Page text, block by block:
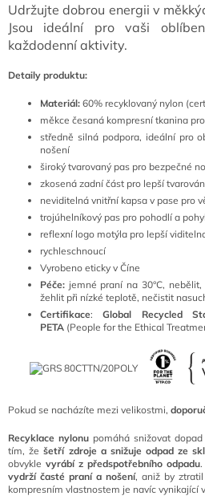
Udržujte dobrou energii v
Jsou ideální pro vaši
každodenní aktivity.
Detaily produktu:
Materiál: 60% recyklovaný nylon
měkce česaná kompresní tkanina
středně silná podpora, ideální pro
nošení
široký tvarovaný pas pro bezpečné
zkosená zadní část pro lepší
neviditelná vnitřní kapsa v pase pro
trojúhelníkový pas pro pohodlí a
reflexní logo motýla pro lepší
rychleschnoucí
Vyrobeno eticky v Číne
Péče: jemné praní na 30°C,
žehlit při nízké teplotě, nečistit
Certifikace:Global Recycled
PETA (People for the Ethical
Pokud se nacházíte mezi velikostmi,
Recyklace nylonu pomáhá snižovat
tím, žešetří zdroje a snižuje odpad ze
obvykle vyrábí z předspotřebního odpadu
vydrží časté praní a nošení, aniž by
kompresním vlastnostem je navíc vynikající